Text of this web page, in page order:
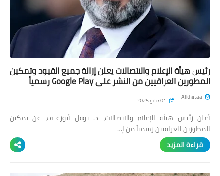
رئيس هيأة الإعلام والاتصالات يعلن إزالة جميع القيود وتمكين
المطورين العراقيين من النشر على Google Play رسمياً
Alkhutaa
أعلن رئيس هيأة الإعلام والاتصالات، د. نوفل أبورغيف، عن تمكين
المطورين العراقيين رسمياً من إ…
قراءة المزيد